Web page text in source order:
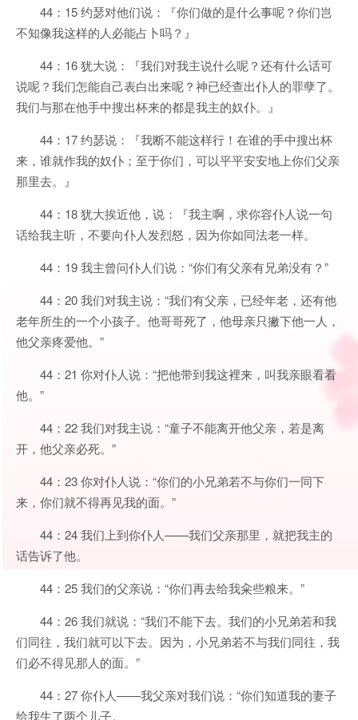
44：15 约瑟对他们说：『你们做的是什么事呢？你们岂
不知像我这样的人必能占卜吗？』
44：16 犹大说：『我们对我主说什么呢？还有什么话可
说呢？我们怎能自己表白出来呢？神已经查出仆人的罪孽了。
我们与那在他手中搜出杯来的都是我主的奴仆。』
44：17 约瑟说：『我断不能这样行！在谁的手中搜出杯
来，谁就作我的奴仆；至于你们，可以平平安安地上你们父亲
那里去。』
44：18 犹大挨近他，说：『我主啊，求你容仆人说一句
话给我主听，不要向仆人发烈怒，因为你如同法老一样。
44：19 我主曾问仆人们说：“你们有父亲有兄弟没有？”
44：20 我们对我主说：“我们有父亲，已经年老，还有他
老年所生的一个小孩子。他哥哥死了，他母亲只撇下他一人，
他父亲疼爱他。”
44：21 你对仆人说：“把他带到我这裡来，叫我亲眼看看
他。”
44：22 我们对我主说：“童子不能离开他父亲，若是离
开，他父亲必死。”
44：23 你对仆人说：“你们的小兄弟若不与你们一同下
来，你们就不得再见我的面。”
44：24 我们上到你仆人——我们父亲那里，就把我主的
话告诉了他。
44：25 我们的父亲说：“你们再去给我籴些粮来。”
44：26 我们就说：“我们不能下去。我们的小兄弟若和我
们同往，我们就可以下去。因为，小兄弟若不与我们同往，我
们必不得见那人的面。”
44：27 你仆人——我父亲对我们说：“你们知道我的妻子
给我生了两个儿子。